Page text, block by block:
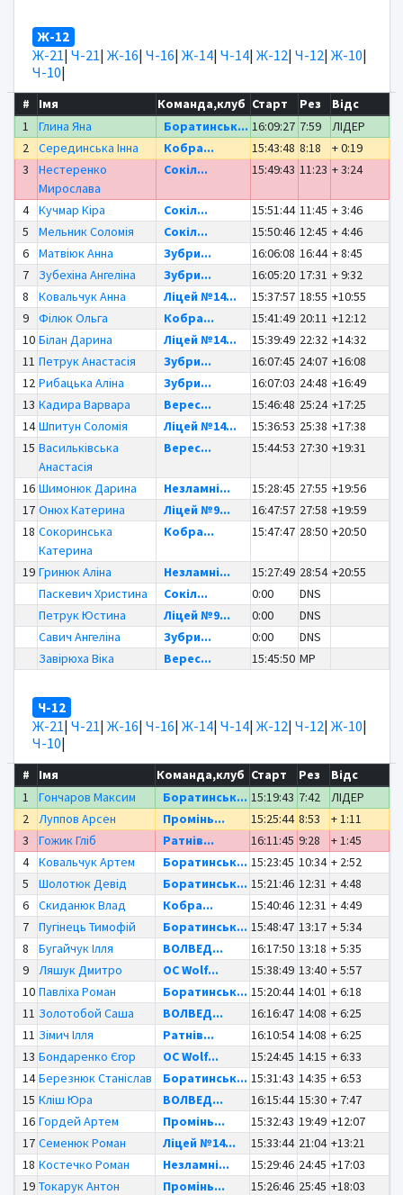
Ж-12
Ж-21| Ч-21| Ж-16| Ч-16| Ж-14| Ч-14| Ж-12| Ч-12| Ж-10|
Ч-10|
# Імя Команда,клуб Старт Рез
Відс
1
Глина Яна Боратинськ... 16:09:27 7:59
ЛІДЕР
2
Серединська Інна Кобра... 15:43:48 8:18
+ 0:19
3
Нестеренко
Мирослава
Сокіл... 15:49:43 11:23 + 3:24
4 Кучмар Кіра Сокіл... 15:51:44 11:45 + 3:46
5
Мельник Соломія Сокіл... 15:50:46 12:45 + 4:46
6
Матвіюк Анна Зубри... 16:06:08 16:44 + 8:45
7
Зубехіна Ангеліна Зубри... 16:05:20 17:31 + 9:32
8
Ковальчук Анна Ліцей №14... 15:37:57 18:55 +10:55
9
Філюк Ольга Кобра... 15:41:49 20:11 +12:12
10 Білан Дарина Ліцей №14... 15:39:49 22:32 +14:32
11 Петрук Анастасія Зубри... 16:07:45 24:07 +16:08
12 Рибацька Аліна Зубри... 16:07:03 24:48 +16:49
13 Кадира Варвара Верес... 15:46:48 25:24 +17:25
14 Шпитун Соломія Ліцей №14... 15:36:53 25:38 +17:38
15 Васильківська
Анастасія
Верес... 15:44:53 27:30 +19:31
16 Шимонюк Дарина Незламні... 15:28:45 27:55 +19:56
17 Онюх Катерина Ліцей №9... 16:47:57 27:58 +19:59
18 Сокоринська
Катерина
Кобра... 15:47:47 28:50 +20:50
19 Гринюк Аліна Незламні... 15:27:49 28:54 +20:55
Паскевич Христина
Сокіл... 0:00
DNS
Петрук Юстина
Ліцей №9... 0:00
DNS
Савич Ангеліна
Зубри... 0:00
DNS
Завірюха Віка
Верес... 15:45:50 MP
Ч-12
Ж-21| Ч-21| Ж-16| Ч-16| Ж-14| Ч-14| Ж-12| Ч-12| Ж-10|
Ч-10|
# Імя Команда,клуб Старт Рез
Відс
1
Гончаров Максим Боратинськ... 15:19:43 7:42
ЛІДЕР
2
Луппов Арсен Промінь... 15:25:44 8:53
+ 1:11
3
Гожик Гліб Ратнів... 16:11:45 9:28
+ 1:45
4
Ковальчук Артем Боратинськ... 15:23:45 10:34 + 2:52
5
Шолотюк Девід Боратинськ... 15:21:46 12:31 + 4:48
6
Скиданюк Влад Кобра... 15:40:46 12:31 + 4:49
7
Пугінець Тимофій Боратинськ... 15:48:47 13:17 + 5:34
8
Бугайчук Ілля ВОЛВЕД... 16:17:50 13:18 + 5:35
9
Ляшук Дмитро OC Wolf... 15:38:49 13:40 + 5:57
10 Павліха Роман Боратинськ... 15:20:44 14:01 + 6:18
11 Золотобой Саша ВОЛВЕД... 16:16:47 14:08 + 6:25
11 Зімич Ілля Ратнів... 16:10:54 14:08 + 6:25
13 Бондаренко Єгор OC Wolf... 15:24:45 14:15 + 6:33
14 Березнюк Станіслав Боратинськ... 15:31:43 14:35 + 6:53
15 Кліш Юра ВОЛВЕД... 16:15:44 15:30 + 7:47
16 Гордей Артем Промінь... 15:32:43 19:49 +12:07
17 Семенюк Роман Ліцей №14... 15:33:44 21:04 +13:21
18 Костечко Роман Незламні... 15:29:46 24:45 +17:03
19 Токарук Антон Промінь... 15:26:46 25:45 +18:03